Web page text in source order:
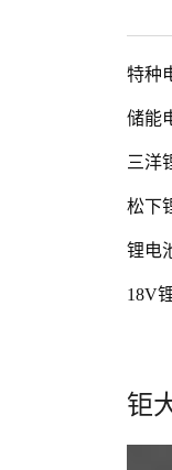
特种
储能
三洋
松下
锂电
18V
钜